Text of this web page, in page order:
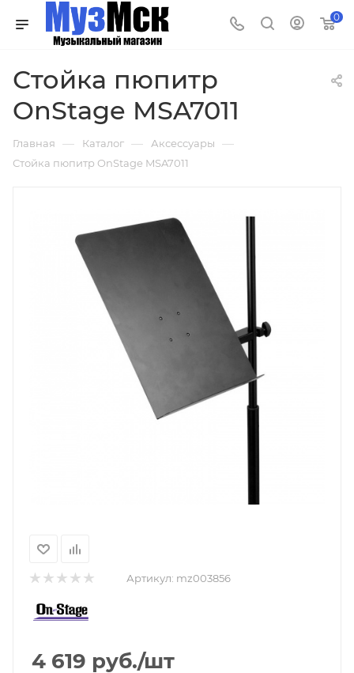
0
Стойка пюпитр
OnStage MSA7011
Главная — Каталог — Аксессуары —
Стойка пюпитр OnStage MSA7011
Артикул: mz003856
4 619 руб./шт